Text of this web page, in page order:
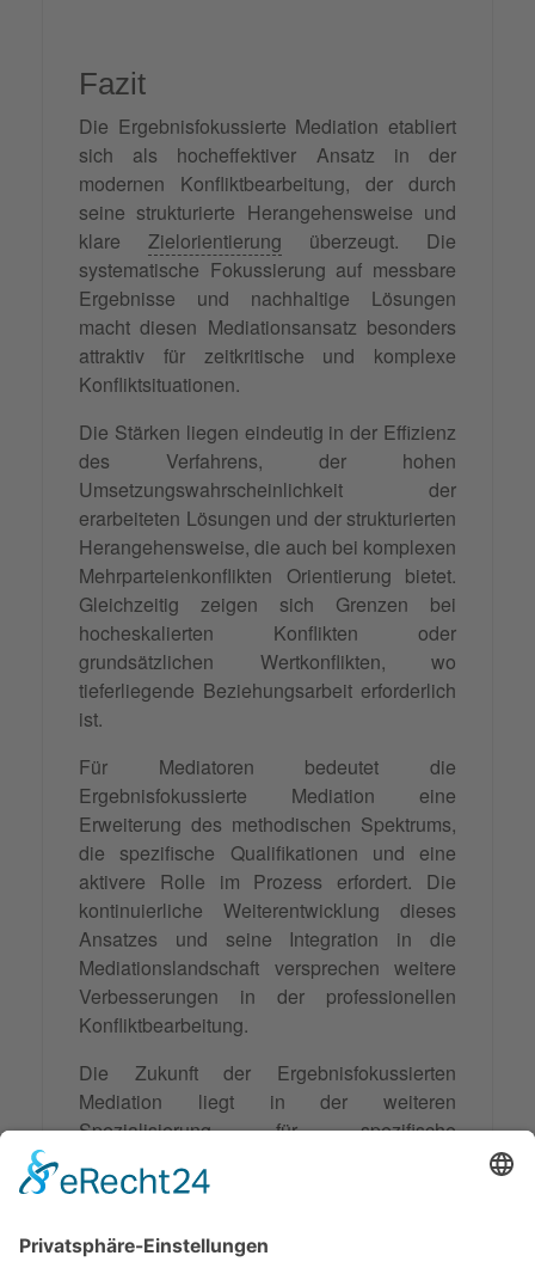
Fazit
Die Ergebnisfokussierte Mediation etabliert
sich als hocheffektiver Ansatz in der
modernen Konfliktbearbeitung, der durch
seine strukturierte Herangehensweise und
klare Zielorientierung überzeugt. Die
systematische Fokussierung auf messbare
Ergebnisse und nachhaltige Lösungen
macht diesen Mediationsansatz besonders
attraktiv für zeitkritische und komplexe
Konfliktsituationen.
Die Stärken liegen eindeutig in der Effizienz
des Verfahrens, der hohen
Umsetzungswahrscheinlichkeit der
erarbeiteten Lösungen und der strukturierten
Herangehensweise, die auch bei komplexen
Mehrparteienkonflikten Orientierung bietet.
Gleichzeitig zeigen sich Grenzen bei
hocheskalierten Konflikten oder
grundsätzlichen Wertkonflikten, wo
tieferliegende Beziehungsarbeit erforderlich
ist.
Für Mediatoren bedeutet die
Ergebnisfokussierte Mediation eine
Erweiterung des methodischen Spektrums,
die spezifische Qualifikationen und eine
aktivere Rolle im Prozess erfordert. Die
kontinuierliche Weiterentwicklung dieses
Ansatzes und seine Integration in die
Mediationslandschaft versprechen weitere
Verbesserungen in der professionellen
Konfliktbearbeitung.
Die Zukunft der Ergebnisfokussierten
Mediation liegt in der weiteren
Spezialisierung für spezifische
digitaler Tools zur Unterstützung des
menschliche Faktor und die professionelle